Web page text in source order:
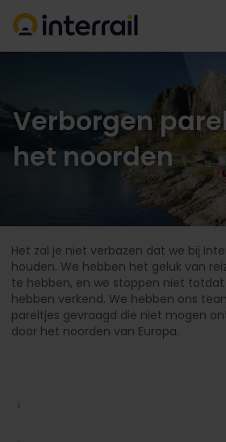
Verborgen
het noorden
Het zal je niet verbazen dat we bij
houden. We hebben het geluk van
te hebben, en we stoppen niet totdat
hebben verkend. We hebben ons
pareltjes gevraagd die niet mogen
door het noorden van Europa.